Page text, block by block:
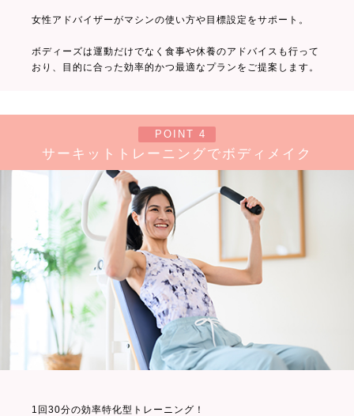
女性アドバイザーがマシンの使い方や目標設定をサポート。
ボディーズは運動だけでなく食事や休養のアドバイスも行って
おり、目的に合った効率的かつ最適なプランをご提案します。
POINT 4
サーキットトレーニングでボディメイク
1回30分の効率特化型トレーニング！